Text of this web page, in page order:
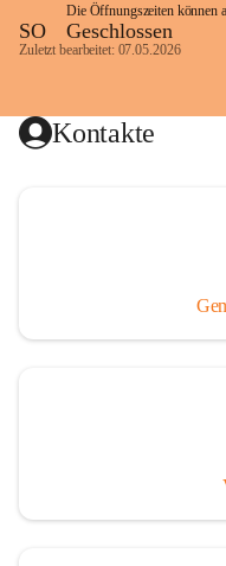
Die Öffnungszeiten können
SO Geschlossen
Zuletzt bearbeitet: 07.05.2026
Kontakte